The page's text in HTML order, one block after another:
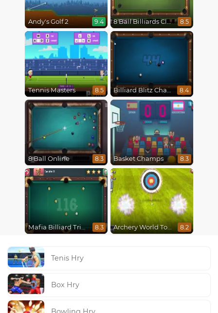
Andy's Golf 2 9.4 8 Ball Billiards Classic 8.5
Tennis Masters 8.5 Billiard Blitz Challenge 8.4
8 Ball Online 8.3 Basket Champs 8.3
Mafia Billiard Tricks 8.3 Archery World Tour 8.2
Tenis Hry
Box Hry